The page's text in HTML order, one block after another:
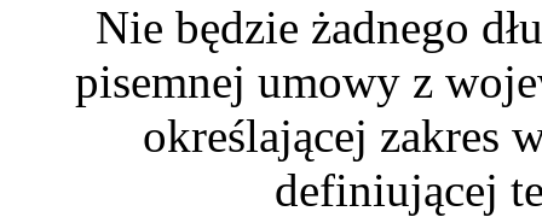
Nie będzie żadnego
pisemnej umowy z
określającej zakres
definiującej